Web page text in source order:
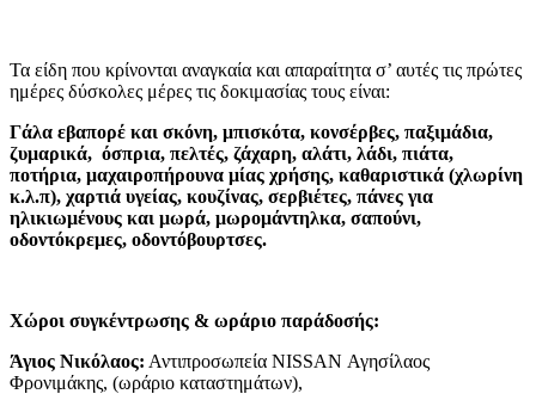
Τα είδη που κρίνονται αναγκαία και απαραίτητα σ’ αυτές τις πρώτες
ημέρες δύσκολες μέρες τις δοκιμασίας τους είναι:
Γάλα εβαπορέ και σκόνη, μπισκότα, κονσέρβες, παξιμάδια,
ζυμαρικά, όσπρια, πελτές, ζάχαρη, αλάτι, λάδι, πιάτα,
ποτήρια, μαχαιροπήρουνα μίας χρήσης, καθαριστικά (χλωρίνη
κ.λ.π), χαρτιά υγείας, κουζίνας, σερβιέτες, πάνες για
ηλικιωμένους και μωρά, μωρομάντηλκα, σαπούνι,
οδοντόκρεμες, οδοντόβουρτσες.
Χώροι συγκέντρωσης & ωράριο παράδοσής:
Άγιος Νικόλαος: Αντιπροσωπεία ΝΙSSAN Αγησίλαος
Φρονιμάκης, (ωράριο καταστημάτων),